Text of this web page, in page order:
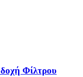
Φίλτρου